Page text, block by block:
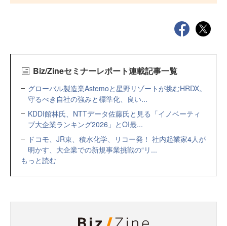
Biz/Zineセミナーレポート連載記事一覧
グローバル製造業Astemoと星野リゾートが挑むHRDX。
守るべき自社の強みと標準化、良い...
KDDI館林氏、NTTデータ佐藤氏と見る「イノベーティ
ブ大企業ランキング2026」とOI最...
ドコモ、JR東、積水化学、リコー発！ 社内起業家4人が
明かす、大企業での新規事業挑戦の“リ...
もっと読む